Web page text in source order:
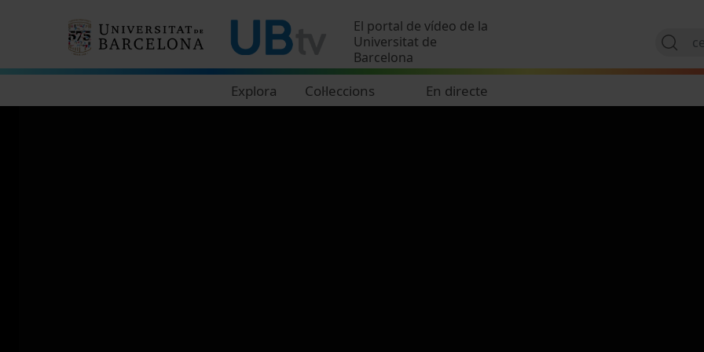
El portal de vídeo de la
Universitat de
Barcelona
Explora Col·leccions En directe